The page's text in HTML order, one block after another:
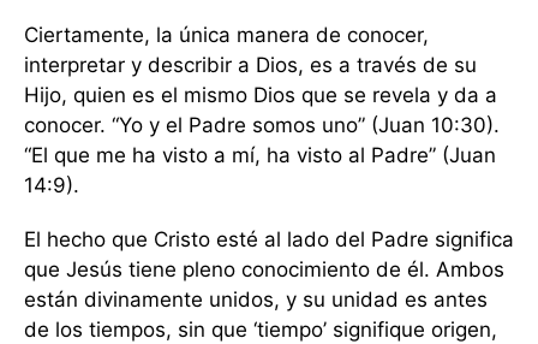
Ciertamente, la única manera de conocer,
interpretar y describir a Dios, es a través de su
Hijo, quien es el mismo Dios que se revela y da a
conocer. “Yo y el Padre somos uno” (Juan 10:30).
“El que me ha visto a mí, ha visto al Padre” (Juan
14:9).
El hecho que Cristo esté al lado del Padre significa
que Jesús tiene pleno conocimiento de él. Ambos
están divinamente unidos, y su unidad es antes
de los tiempos, sin que ‘tiempo’ signifique origen,